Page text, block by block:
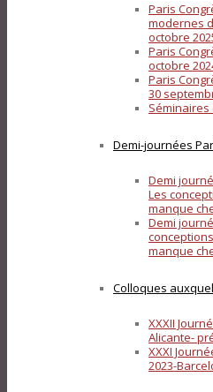
Paris
modernes
octobre
Paris
octobre
Paris
30
Demi-journées
Demi
Les
manque
Demi
manque
Colloques
XXXII
Alicante-
XXXI
2023-